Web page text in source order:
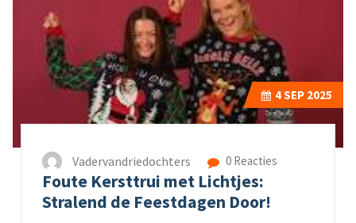
4SEP 2025
Vadervandriedochters 0 Reacties
Foute Kersttrui met Lichtjes:
Stralend de Feestdagen Door!